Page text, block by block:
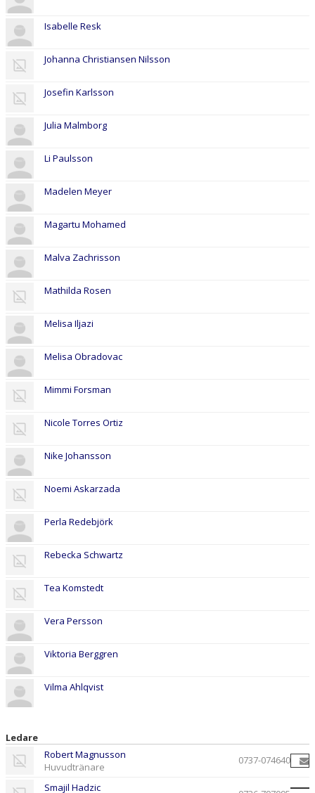
Isabelle Resk
Johanna Christiansen Nilsson
Josefin Karlsson
Julia Malmborg
Li Paulsson
Madelen Meyer
Magartu Mohamed
Malva Zachrisson
Mathilda Rosen
Melisa Iljazi
Melisa Obradovac
Mimmi Forsman
Nicole Torres Ortiz
Nike Johansson
Noemi Askarzada
Perla Redebjörk
Rebecka Schwartz
Tea Komstedt
Vera Persson
Viktoria Berggren
Vilma Ahlqvist
Ledare
Robert Magnusson
Huvudtränare
0737-074640
Smajil Hadzic